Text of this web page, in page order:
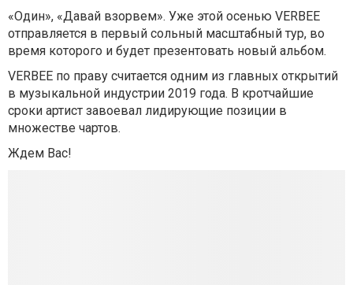
«Один», «Давай взорвем». Уже этой осенью VERBEE
отправляется в первый сольный масштабный тур, во
время которого и будет презентовать новый альбом.
VERBEE по праву считается одним из главных открытий
в музыкальной индустрии 2019 года. В кротчайшие
сроки артист завоевал лидирующие позиции в
множестве чартов.
Ждем Вас!